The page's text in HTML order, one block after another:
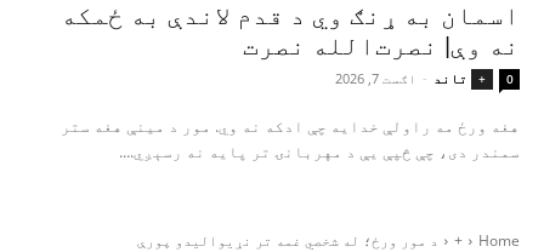
اسمان به ړنګ وي د قدم لاندې به ځمکه
نه وې| نصرت‌الله نصرت
+ تاند - اګست 7, 2026 0
هغه ورځ مه راولې خدایه چې ادکه نه وي. مور د مینې هغه ستر
سمندر دی، چې څپې یې د مهربانۍ تر پایه نه رسېږي....